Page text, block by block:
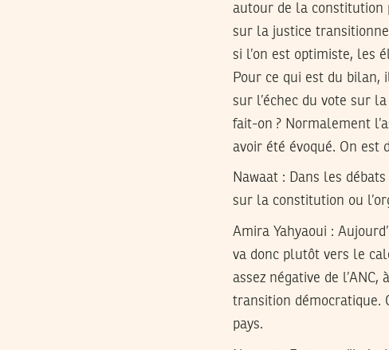
autour de la constitution
sur la justice
si l’on est optimiste, les
Pour ce qui est du bilan,
sur l’échec du vote sur
fait-on ? Normalement
avoir été évoqué. On est
Nawaat : Dans les
sur la constitution ou
Amira Yahyaoui :
va donc plutôt vers le
assez négative de
transition démocratique.
pays.